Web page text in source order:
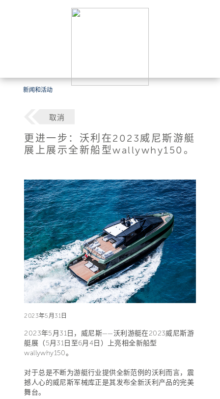
新闻和活动
取消
更进一步：沃利在2023威尼斯游艇
展上展示全新船型wallywhy150。
2023年5月31日
2023年5月31日，威尼斯——沃利游艇在2023威尼斯游
艇展（5月31日至6月4日）上亮相全新船型
wallywhy150。
对于总是不断为游艇行业提供全新范例的沃利而言，震
撼人心的威尼斯军械库正是其发布全新沃利产品的完美
舞台。